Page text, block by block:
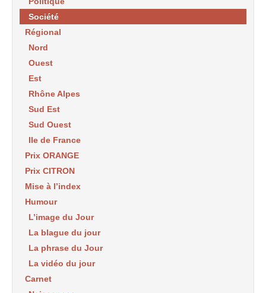
Société
Régional
Nord
Ouest
Est
Rhône Alpes
Sud Est
Sud Ouest
Ile de France
Prix ORANGE
Prix CITRON
Mise à l’index
Humour
L’image du Jour
La blague du jour
La phrase du Jour
La vidéo du jour
Carnet